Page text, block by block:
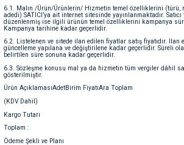
6.1. Malın /Ürün/Ürünlerin/ Hizmetin temel özelliklerini (türü,
adedi) SATICI’ya ait internet sitesinde yayınlanmaktadır.
düzenlenmiş ise ilgili ürünün temel özelliklerini kampanya
Kampanya tarihine kadar geçerlidir.
6.2. Listelenen ve sitede ilan edilen fiyatlar satış fiyatıdır. İlan
güncelleme yapılana ve değiştirilene kadar geçerlidir. Süreli
belirtilen süre sonuna kadar geçerlidir.
6.3. Sözleşme konusu mal ya da hizmetin tüm vergiler dâhil
gösterilmiştir.
Ürün AçıklamasıAdetBirim FiyatıAra Toplam
(KDV Dahil)
Kargo Tutarı
Toplam :
Ödeme Şekli ve Planı